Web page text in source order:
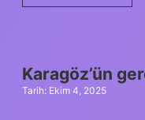
hematit
Karagöz’ün
Tarih: Ekim 4, 2025